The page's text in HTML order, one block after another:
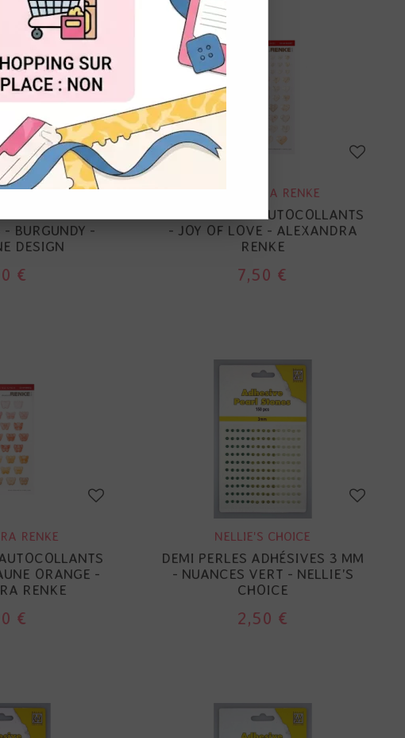
- BURGUNDY -
DESIGN
€
ALEXANDRA RENKE
ENAMEL DOTS AUTOCOLLANTS
- JOY OF LOVE - ALEXANDRA
RENKE
7,50 €
RENKE
ORANGE -
RENKE
€
NELLIE'S CHOICE
DEMI PERLES ADHÉSIVES 3 MM
- NUANCES VERT - NELLIE'S
CHOICE
2,50 €
TOUT